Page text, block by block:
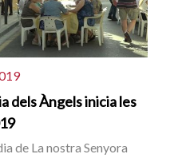
dels Àngels inicia les
de La nostra Senyora